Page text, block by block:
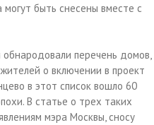
быть снесены вместе с
перечень домов,
о включении в проект
в этот список вошло 60
В статье о трех таких
мэра Москвы, сносу